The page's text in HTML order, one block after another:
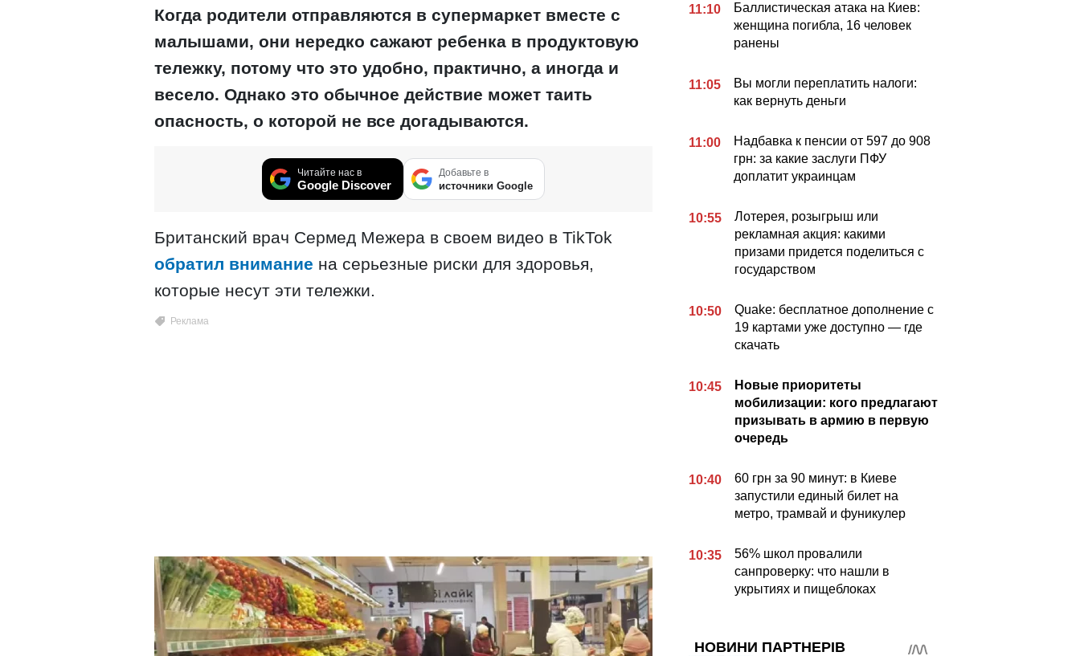
Когда родители отправляются в супермаркет вместе с
малышами, они нередко сажают ребенка в продуктовую
тележку, потому что это удобно, практично, а иногда и
весело. Однако это обычное действие может таить
опасность, о которой не все догадываются.
Читайте нас в
Google Discover
Добавьте в
источники Google
Британский врач Сермед Межера в своем видео в TikTok
обратил внимание на серьезные риски для здоровья,
которые несут эти тележки.
11:10
Баллистическая атака на Киев:
женщина погибла, 16 человек
ранены
11:05
Вы могли переплатить налоги:
как вернуть деньги
11:00
Надбавка к пенсии от 597 до 908
грн: за какие заслуги ПФУ
доплатит украинцам
10:55
Лотерея, розыгрыш или
рекламная акция: какими
призами придется поделиться с
государством
10:50
Quake: бесплатное дополнение с
19 картами уже доступно — где
скачать
10:45
Новые приоритеты
мобилизации: кого предлагают
призывать в армию в первую
очередь
10:40
60 грн за 90 минут: в Киеве
запустили единый билет на
метро, трамвай и фуникулер
10:35
56% школ провалили
санпроверку: что нашли в
укрытиях и пищеблоках
НОВИНИ ПАРТНЕРІВ